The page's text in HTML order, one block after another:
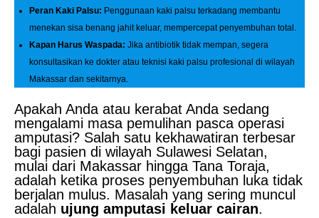
Peran Kaki Palsu: Penggunaan kaki palsu terkadang membantu
menekan sisa benang jahit keluar, mempercepat penyembuhan total.
Kapan Harus Waspada: Jika antibiotik tidak mempan, segera
konsultasikan ke dokter atau teknisi kaki palsu profesional di wilayah
Makassar dan sekitarnya.
Apakah Anda atau kerabat Anda sedang
mengalami masa pemulihan pasca operasi
amputasi? Salah satu kekhawatiran terbesar
bagi pasien di wilayah Sulawesi Selatan,
mulai dari Makassar hingga Tana Toraja,
adalah ketika proses penyembuhan luka tidak
berjalan mulus. Masalah yang sering muncul
adalah ujung amputasi keluar cairan.